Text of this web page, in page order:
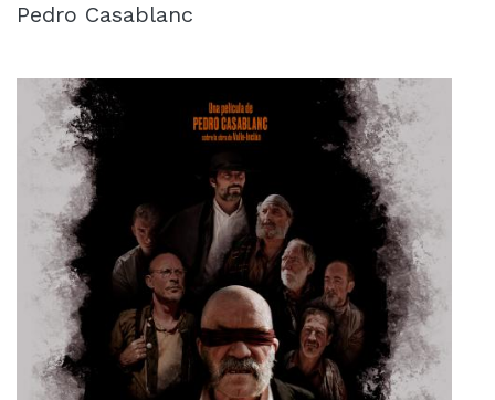
Pedro Casablanc